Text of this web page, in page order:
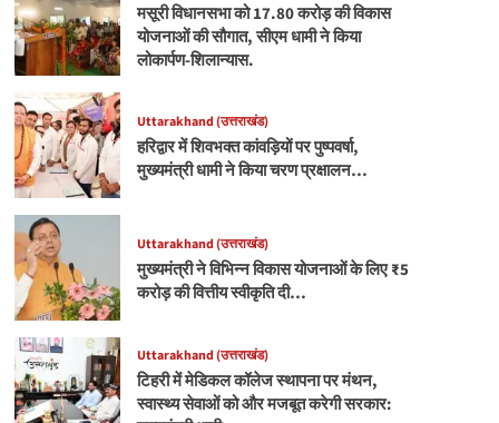
मसूरी विधानसभा को 17.80 करोड़ की विकास
योजनाओं की सौगात, सीएम धामी ने किया
लोकार्पण-शिलान्यास.
Uttarakhand (उत्तराखंड)
हरिद्वार में शिवभक्त कांवड़ियों पर पुष्पवर्षा,
मुख्यमंत्री धामी ने किया चरण प्रक्षालन…
Uttarakhand (उत्तराखंड)
मुख्यमंत्री ने विभिन्न विकास योजनाओं के लिए ₹5
करोड़ की वित्तीय स्वीकृति दी…
Uttarakhand (उत्तराखंड)
टिहरी में मेडिकल कॉलेज स्थापना पर मंथन,
स्वास्थ्य सेवाओं को और मजबूत करेगी सरकार: